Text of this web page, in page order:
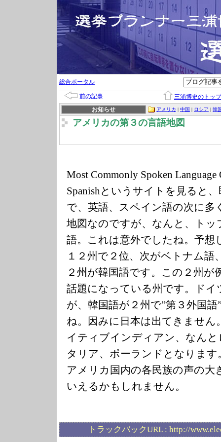
総合ポータル
前の記事
三浦博史のトップ
お知らせ
アメリカ | 中国 | ロシア | 韓
アメリカの第３の言語地図
Most Commonly Spoken Language
Spanishというサイトを見ると
で、英語、スペイン語の次に多
地図なのですが、なんと、トッ
語。これは意外でしたね。予想
１２州で２位、次がベトナム語
２州が韓国語です。この２州が
話題になっている州です。ドイ
が、韓国語が２州で”第３外国
ね。因みに日本は出てきません
イティブインディアン、なん
タリア、ポーランドとなりま
アメリカ国内の各民族の声の大
いえるかもしれません。
トラックバックURL : http://